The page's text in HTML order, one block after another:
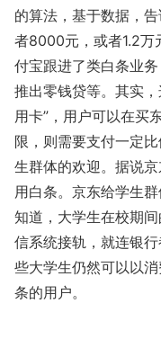
的算法，基于数据，
者8000元，或者1.2万
付宝跟进了类白条业
推出零钱贷等。其实
用卡”，用户可以在买
限，则需要支付一定
生群体的欢迎。据说
用白条。京东给学生
知道，大学生在校期
信系统接轨，就连银
些大学生仍然可以以
条的用户。